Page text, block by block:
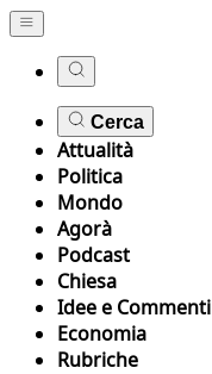
Cerca
Attualità
Politica
Mondo
Agorà
Podcast
Chiesa
Idee e Commenti
Economia
Rubriche